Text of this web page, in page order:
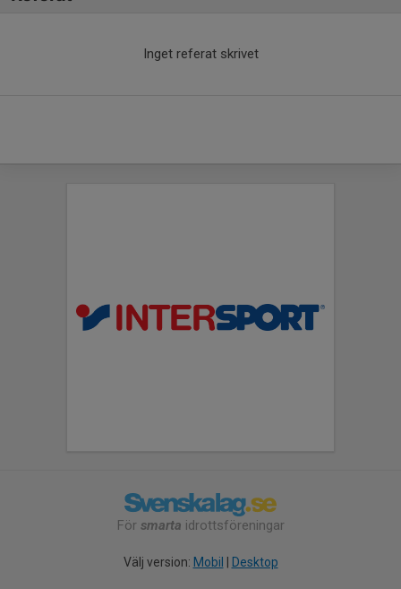
Inget referat skrivet
För smarta idrottsföreningar
Välj version: Mobil Desktop